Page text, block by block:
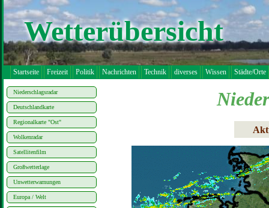
Wetterübersicht
Startseite Freizeit Politik Nachrichten Technik diverses Wissen Städte/Orte
Niederschlagsradar
Deutschlandkarte
Regionalkarte "Ost"
Wolkenradar
Satellitenfilm
Großwetterlage
Unwetterwarnungen
Europa / Welt